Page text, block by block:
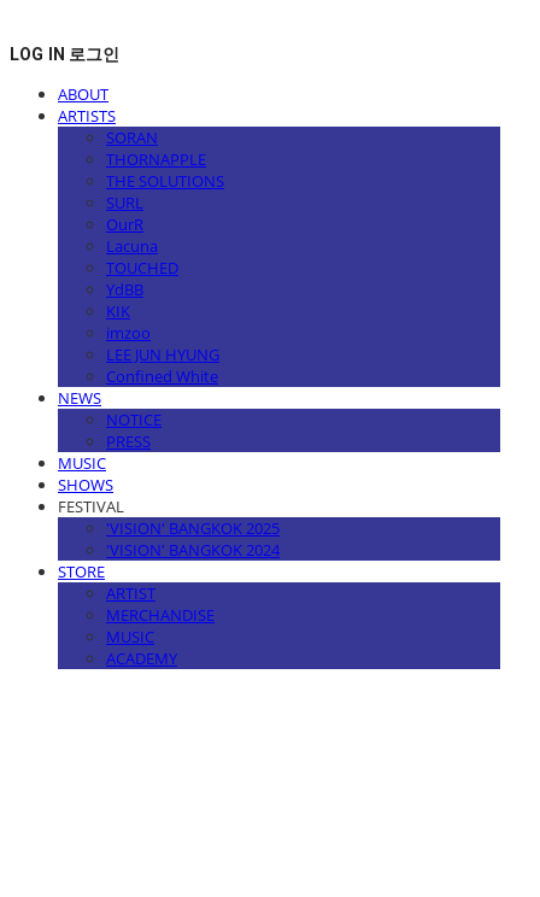
LOG IN 로그인
ABOUT
ARTISTS
SORAN
THORNAPPLE
THE SOLUTIONS
SURL
OurR
Lacuna
TOUCHED
YdBB
KIK
imzoo
LEE JUN HYUNG
Confined White
NEWS
NOTICE
PRESS
MUSIC
SHOWS
FESTIVAL
'VISION' BANGKOK 2025
'VISION' BANGKOK 2024
STORE
ARTIST
MERCHANDISE
MUSIC
ACADEMY